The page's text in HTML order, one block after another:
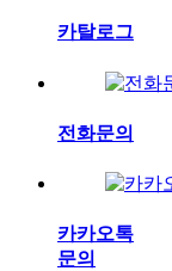
카탈로그
전화문의
카카오톡
문의